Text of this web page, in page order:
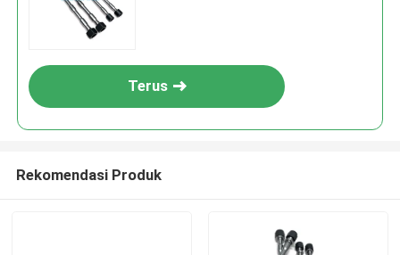
Terus
Rekomendasi Produk